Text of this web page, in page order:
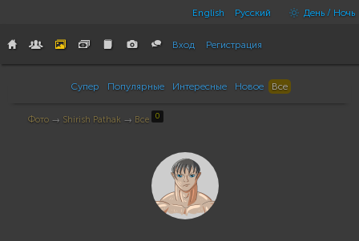
English Русский День / Ночь
Вход Регистрация
Супер Популярные Интересные Новое Все
Фото → Shirish Pathak → Все 0